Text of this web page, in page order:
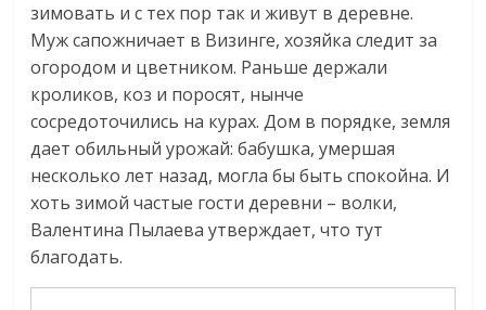
зимовать и с тех пор так и живут в деревне.
Муж сапожничает в Визинге, хозяйка следит за
огородом и цветником. Раньше держали
кроликов, коз и поросят, нынче
сосредоточились на курах. Дом в порядке, земля
дает обильный урожай: бабушка, умершая
несколько лет назад, могла бы быть спокойна. И
хоть зимой частые гости деревни – волки,
Валентина Пылаева утверждает, что тут
благодать.